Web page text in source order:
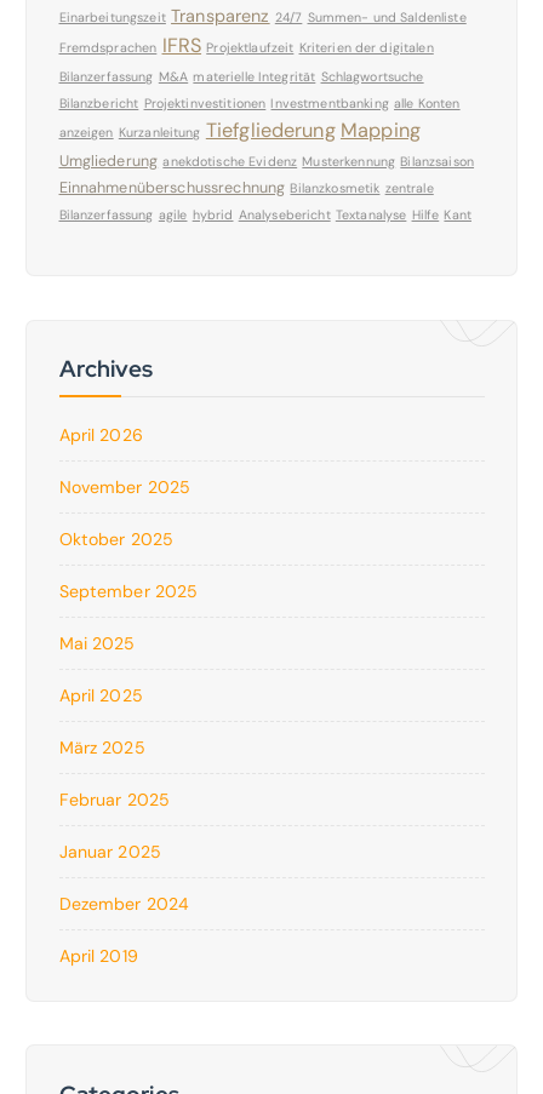
Einarbeitungszeit Transparenz 24/7 Summen- und Saldenliste
Fremdsprachen IFRS Projektlaufzeit Kriterien der digitalen
Bilanzerfassung M&A materielle Integrität Schlagwortsuche
Bilanzbericht Projektinvestitionen Investmentbanking alle Konten
anzeigen Kurzanleitung Tiefgliederung Mapping
Umgliederung anekdotische Evidenz Musterkennung Bilanzsaison
Einnahmenüberschussrechnung Bilanzkosmetik zentrale
Bilanzerfassung agile hybrid Analysebericht Textanalyse Hilfe Kant
Archives
April 2026
November 2025
Oktober 2025
September 2025
Mai 2025
April 2025
März 2025
Februar 2025
Januar 2025
Dezember 2024
April 2019